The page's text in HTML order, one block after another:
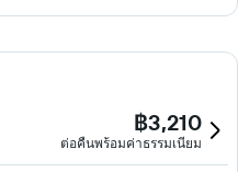
฿3,210
ต่อคืนพร้อมค่าธรรมเนียม